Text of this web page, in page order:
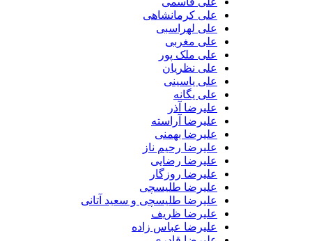
علی کرمانشاهی
علی لهراسبی
علی مغربی
علی ملک پور
علی نظریان
علی یاسینی
علی یگانه
علیرضا آذر
علیرضا آراسته
علیرضا بهمنی
علیرضا رحیم ناز
علیرضا رضایی
علیرضا روزگار
علیرضا طلیسچی
علیرضا طلیسچی و سعید آتانی
علیرضا ظریف
علیرضا عباس زاده